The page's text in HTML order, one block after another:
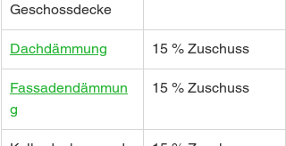
Geschossdecke
Dachdämmung 15 % Zuschuss
Fassadendämmun
g
15 % Zuschuss